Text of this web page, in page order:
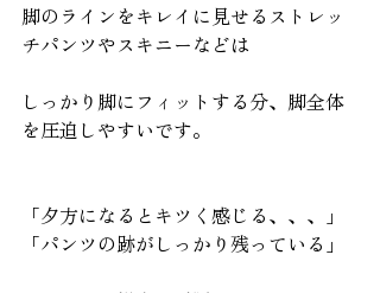
脚のラインをキレイに見せるストレッ
チパンツやスキニーなどは
しっかり脚にフィットする分、脚全体
を圧迫しやすいです。
「夕方になるとキツく感じる、、、」
「パンツの跡がしっかり残っている」